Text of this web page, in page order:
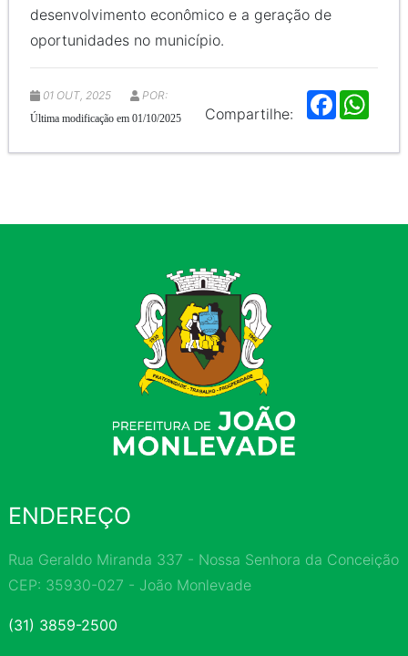
desenvolvimento econômico e a geração de
oportunidades no município.
Compartilhe:
F
a
b
s
01 OUT, 2025 POR:
Última modificação em 01/10/2025
ENDEREÇO
Rua Geraldo Miranda 337 - Nossa Senhora da Conceição
CEP: 35930-027 - João Monlevade
(31) 3859-2500